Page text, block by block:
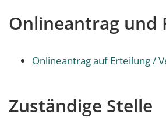
Onlineantrag und
Onlineantrag auf Erteilung /
Zuständige Stelle